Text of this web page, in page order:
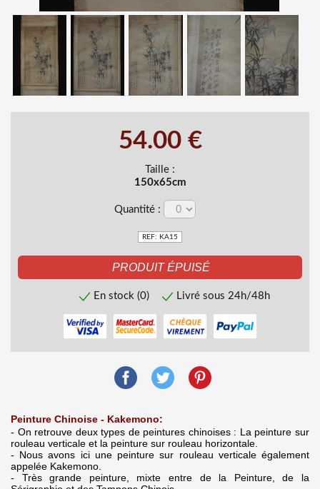
54.00 €
Taille :
150x65cm
Quantité :
REF: KA15
En stock (0) Livré sous 24h/48h
Peinture Chinoise - Kakemono:
- On retrouve deux types de peintures chinoises : La peinture sur
rouleau verticale et la peinture sur rouleau horizontale.
- Nous avons ici une peinture sur rouleau verticale également
appelée Kakemono.
- Très grande peinture, mixte entre de la Peinture, de la